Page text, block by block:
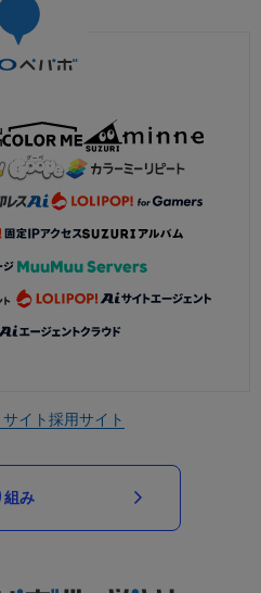
イト採用サイト
組み